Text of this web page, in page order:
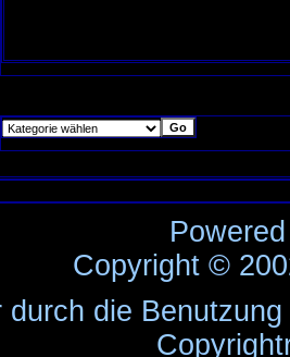
Copyright ©
durch die